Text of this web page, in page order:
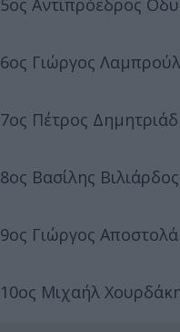
5ος Αντιπρόεδρος
6ος Γιώργος
7ος Πέτρος
8ος Βασίλης
9ος Γιώργος
10ος Μιχαήλ